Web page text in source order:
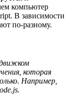
компьютер
В зависимости
по-разному.
которая
Например,